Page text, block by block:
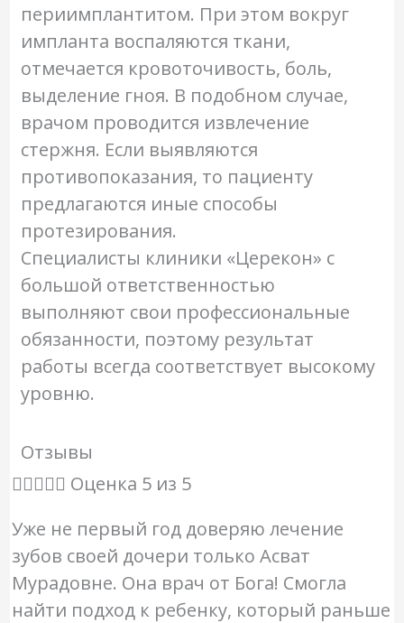
периимплантитом. При этом вокруг
импланта воспаляются ткани,
отмечается кровоточивость, боль,
выделение гноя. В подобном случае,
врачом проводится извлечение
стержня. Если выявляются
противопоказания, то пациенту
предлагаются иные способы
протезирования.
Специалисты клиники «Церекон» с
большой ответственностью
выполняют свои профессиональные
обязанности, поэтому результат
работы всегда соответствует высокому
уровню.
Отзывы
 Оценка 5 из 5
Уже не первый год доверяю лечение
зубов своей дочери только Асват
Мурадовне. Она врач от Бога! Смогла
найти подход к ребенку, который раньше